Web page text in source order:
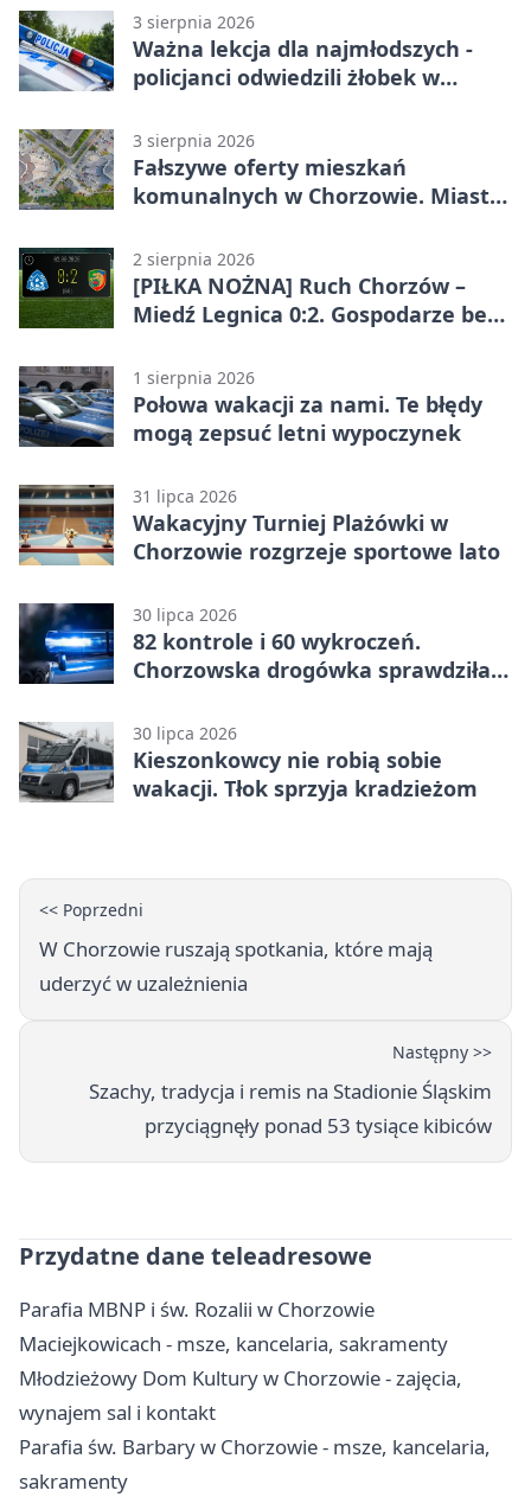
3 sierpnia 2026
Ważna lekcja dla najmłodszych -
policjanci odwiedzili żłobek w
3 sierpnia 2026
Fałszywe oferty mieszkań
komunalnych w Chorzowie. Miasto
2 sierpnia 2026
[PIŁKA NOŻNA] Ruch Chorzów –
Miedź Legnica 0:2. Gospodarze bez
1 sierpnia 2026
Połowa wakacji za nami. Te błędy
mogą zepsuć letni wypoczynek
31 lipca 2026
Wakacyjny Turniej Plażówki w
Chorzowie rozgrzeje sportowe lato
30 lipca 2026
82 kontrole i 60 wykroczeń.
Chorzowska drogówka sprawdziła
30 lipca 2026
Kieszonkowcy nie robią sobie
wakacji. Tłok sprzyja kradzieżom
<< Poprzedni
W Chorzowie ruszają spotkania, które mają
uderzyć w uzależnienia
Następny >>
Szachy, tradycja i remis na Stadionie Śląskim
przyciągnęły ponad 53 tysiące kibiców
Przydatne dane teleadresowe
Parafia MBNP i św. Rozalii w Chorzowie
Maciejkowicach - msze, kancelaria, sakramenty
Młodzieżowy Dom Kultury w Chorzowie - zajęcia,
wynajem sal i kontakt
Parafia św. Barbary w Chorzowie - msze, kancelaria,
sakramenty